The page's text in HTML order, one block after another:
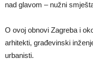
nad glavom – nužni
O ovoj obnovi Zagreba i
arhitekti, građevinski
urbanisti.